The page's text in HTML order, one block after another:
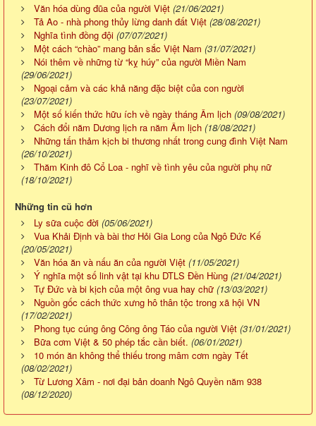
Văn hóa dùng đũa của người Việt (21/06/2021)
Tả Ao - nhà phong thủy lừng danh đất Việt (28/08/2021)
Nghĩa tình đồng đội (07/07/2021)
Một cách “chào” mang bản sắc Việt Nam (31/07/2021)
Nói thêm về những từ “kỵ húy” của người Miền Nam
(29/06/2021)
Ngoại cảm và các khả năng đặc biệt của con người
(23/07/2021)
Một số kiến thức hữu ích về ngày tháng Âm lịch (09/08/2021)
Cách đổi năm Dương lịch ra năm Âm lịch (18/08/2021)
Những tấn thảm kịch bi thương nhất trong cung đình Việt Nam
(26/10/2021)
Thăm Kinh đô Cổ Loa - nghĩ về tình yêu của người phụ nữ
(18/10/2021)
Những tin cũ hơn
Ly sữa cuộc đời (05/06/2021)
Vua Khải Định và bài thơ Hỏi Gia Long của Ngô Đức Kế
(20/05/2021)
Văn hóa ăn và nấu ăn của người Việt (11/05/2021)
Ý nghĩa một số linh vật tại khu DTLS Đền Hùng (21/04/2021)
Tự Đức và bi kịch của một ông vua hay chữ (13/03/2021)
Nguồn gốc cách thức xưng hô thân tộc trong xã hội VN
(17/02/2021)
Phong tục cúng ông Công ông Táo của người Việt (31/01/2021)
Bữa cơm Việt & 50 phép tắc cần biết. (06/01/2021)
10 món ăn không thể thiếu trong mâm cơm ngày Tết
(08/02/2021)
Từ Lương Xâm - nơi đại bản doanh Ngô Quyền năm 938
(08/12/2020)